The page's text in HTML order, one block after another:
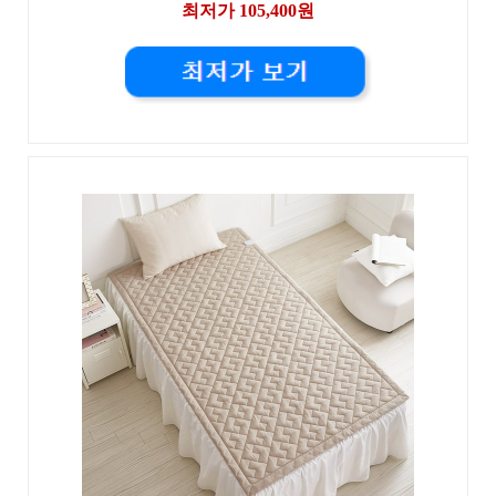
최저가 105,400원